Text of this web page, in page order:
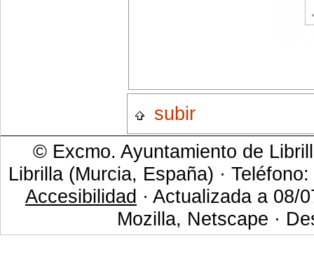
subir
© Excmo. Ayuntamiento de
Librilla (Murcia, España) ·
Accesibilidad · Actualizada a 08/
Mozilla, Netscape ·